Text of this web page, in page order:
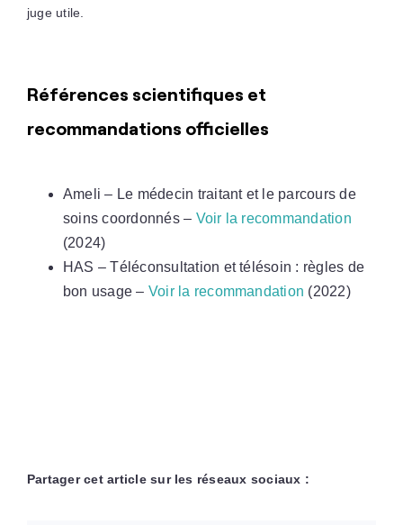
juge utile.
Références scientifiques et
recommandations officielles
Ameli – Le médecin traitant et le parcours de
soins coordonnés – Voir la recommandation
(2024)
HAS – Téléconsultation et télésoin : règles de
bon usage – Voir la recommandation (2022)
Partager cet article sur les réseaux sociaux :